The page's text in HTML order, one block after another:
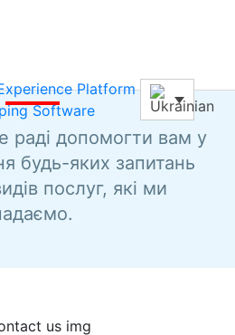
допомогти вам у
будь-яких запитань
послуг, які ми